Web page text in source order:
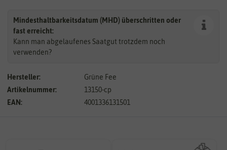
Mindesthaltbarkeitsdatum (MHD) überschritten oder
fast erreicht:
Kann man abgelaufenes Saatgut trotzdem noch
verwenden?
Hersteller:
Grüne Fee
Artikelnummer:
13150-cp
EAN:
4001336131501